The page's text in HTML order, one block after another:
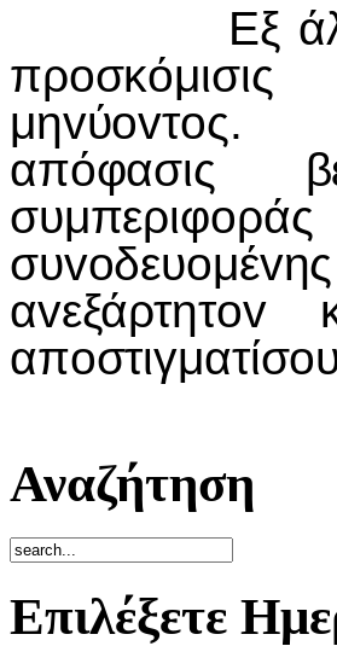
Εξ άλλoυ
μηvύovτoς.
απόφασις
Αναζήτηση
Επιλέξετε